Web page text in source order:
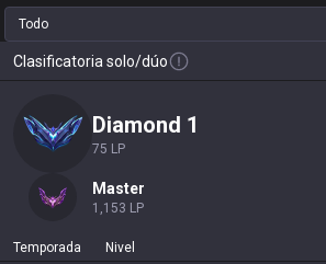
Todo
Clasificatoria solo/dúo
diamond 1
75 LP
master
1,153 LP
Temporada Nivel